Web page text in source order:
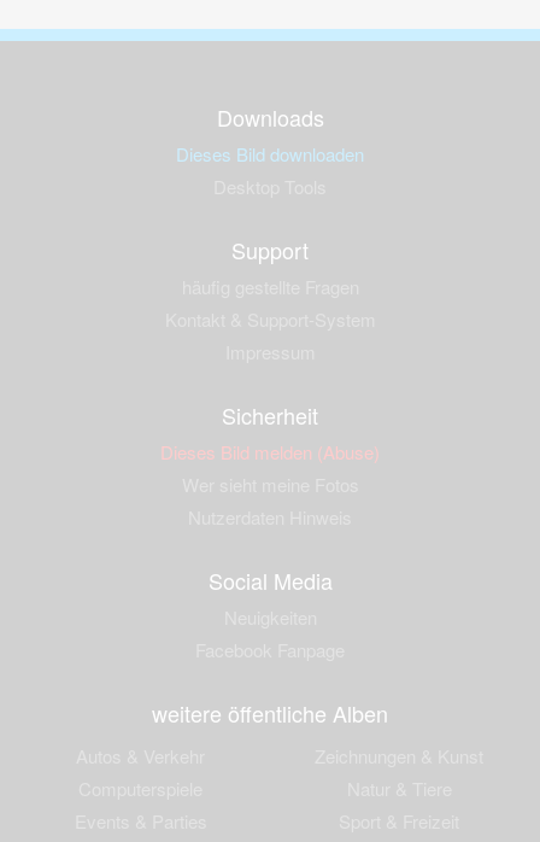
Downloads
Dieses Bild downloaden
Support
Sicherheit
Dieses Bild melden (Abuse)
Social Media
weitere öffentliche Alben